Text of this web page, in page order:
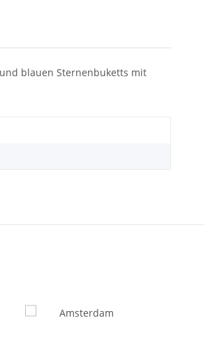
blauen Sternenbuketts mit